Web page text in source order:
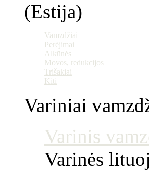
(Estija)
Vamzdžiai
Perėjimai
Alkūnės
Movos, redukcijos
Trišakiai
Kiti
Variniai
Varinis
Varinės